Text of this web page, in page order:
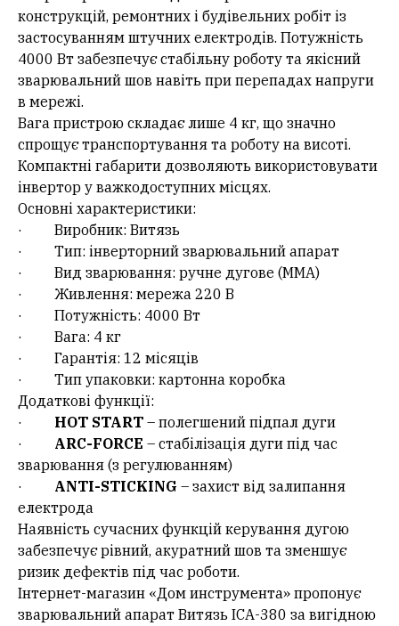
конструкцій, ремонтних і будівельних робіт із
застосуванням штучних електродів. Потужність
4000 Вт забезпечує стабільну роботу та якісний
зварювальний шов навіть при перепадах напруги
в мережі.
Вага пристрою складає лише 4 кг, що значно
спрощує транспортування та роботу на висоті.
Компактні габарити дозволяють використовувати
інвертор у важкодоступних місцях.
Основні характеристики:
· Виробник: Витязь
· Тип: інверторний зварювальний апарат
· Вид зварювання: ручне дугове (ММА)
· Живлення: мережа 220 В
· Потужність: 4000 Вт
· Вага: 4 кг
· Гарантія: 12 місяців
· Тип упаковки: картонна коробка
Додаткові функції:
· HOT START – полегшений підпал дуги
· ARC-FORCE – стабілізація дуги під час
зварювання (з регулюванням)
· ANTI-STICKING – захист від залипання
електрода
Наявність сучасних функцій керування дугою
забезпечує рівний, акуратний шов та зменшує
ризик дефектів під час роботи.
Інтернет-магазин «Дом инструмента» пропонує
зварювальний апарат Витязь ІСА-380 за вигідною